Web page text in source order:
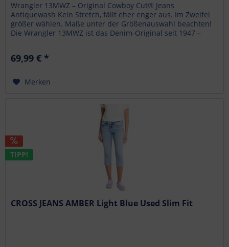
Wrangler 13MWZ – Original Cowboy Cut® Jeans
Antiquewash Kein Stretch, fällt eher enger aus. Im Zweifel
größer wählen. Maße unter der Größenauswahl beachten!
Die Wrangler 13MWZ ist das Denim-Original seit 1947 –
69,99 € *
Merken
TIPP!
CROSS JEANS AMBER Light Blue Used Slim Fit